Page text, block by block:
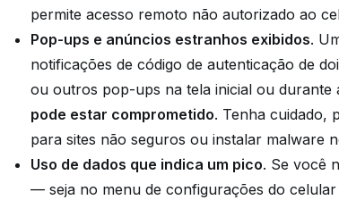
permite acesso remoto não autorizado ao
Pop-ups e anúncios estranhos exibidos.
notificações de código de autenticação de
ou outros pop-ups na tela inicial ou
pode estar comprometido. Tenha cuidado,
para sites não seguros ou instalar malware
Uso de dados que indica um pico. Se você
— seja no menu de configurações do